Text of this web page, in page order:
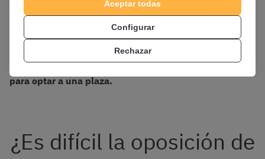
Por lo general la fase de concurso supone el 40% de
vuestra calificación final pero la ponderación puede
variar en cada convocatoria. Teniendo esto en cuenta, si
nunca habéis ejercido en el ámbito sanitario
para optar a una plaza.
¿Es difícil la oposición de
Aceptar todas
Configurar
Rechazar